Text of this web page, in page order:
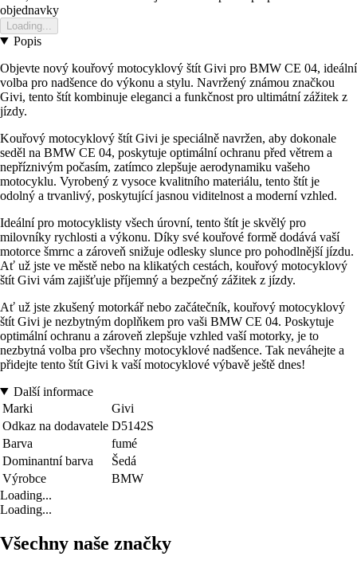
objednavky
Loading...
Popis
Objevte nový kouřový motocyklový štít Givi pro BMW CE 04, ideální
volba pro nadšence do výkonu a stylu. Navržený známou značkou
Givi, tento štít kombinuje eleganci a funkčnost pro ultimátní zážitek z
jízdy.
Kouřový motocyklový štít Givi je speciálně navržen, aby dokonale
seděl na BMW CE 04, poskytuje optimální ochranu před větrem a
nepříznivým počasím, zatímco zlepšuje aerodynamiku vašeho
motocyklu. Vyrobený z vysoce kvalitního materiálu, tento štít je
odolný a trvanlivý, poskytující jasnou viditelnost a moderní vzhled.
Ideální pro motocyklisty všech úrovní, tento štít je skvělý pro
milovníky rychlosti a výkonu. Díky své kouřové formě dodává vaší
motorce šmrnc a zároveň snižuje odlesky slunce pro pohodlnější jízdu.
Ať už jste ve městě nebo na klikatých cestách, kouřový motocyklový
štít Givi vám zajišťuje příjemný a bezpečný zážitek z jízdy.
Ať už jste zkušený motorkář nebo začátečník, kouřový motocyklový
štít Givi je nezbytným doplňkem pro vaši BMW CE 04. Poskytuje
optimální ochranu a zároveň zlepšuje vzhled vaší motorky, je to
nezbytná volba pro všechny motocyklové nadšence. Tak neváhejte a
přidejte tento štít Givi k vaší motocyklové výbavě ještě dnes!
Další informace
Marki
Givi
Odkaz na dodavatele D5142S
Barva
fumé
Dominantní barva
Šedá
Výrobce
BMW
Loading...
Loading...
Všechny naše značky